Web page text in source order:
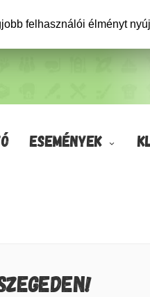
ESEMÉNYEK
felhasználói élményt